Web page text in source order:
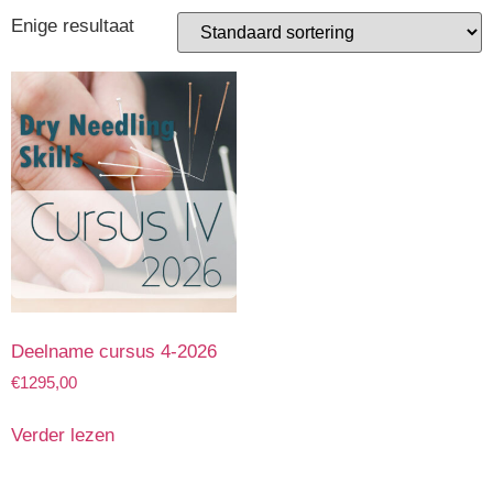
Enige resultaat
Deelname cursus 4-2026
€1295,00
Verder lezen